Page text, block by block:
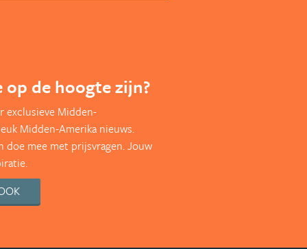
op de hoogte zijn?
exclusieve Midden-
Midden-Amerika nieuws.
doe mee met prijsvragen. Jouw